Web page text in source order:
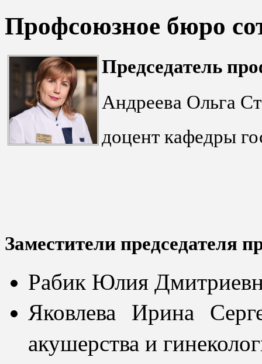
Профсоюзное бюро
Председатель
Андреева Ольга
доцент кафедры
Заместители председателя
Рабик Юлия
Яковлева Ирина
акушерства и